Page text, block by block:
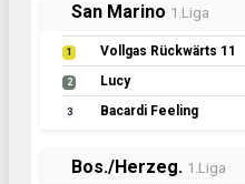
San Marino 1.Liga
1 Vollgas Rückwärts 11
2 Lucy
3 Bacardi Feeling
Bos./Herzeg. 1.Liga